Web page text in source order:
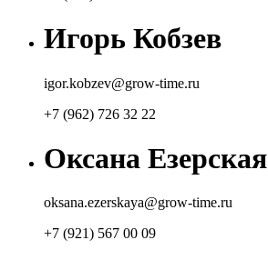
Игорь Кобзев
igor.kobzev@grow-time.ru​
+7 (962) 726 32 22
Оксана Езерская​
oksana.ezerskaya@grow-time.ru​
+7 (921) 567 00 09